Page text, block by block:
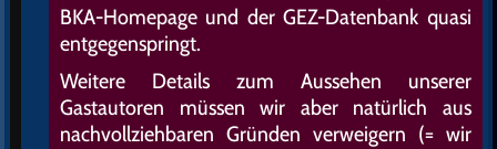
BKA-Homepage und der GEZ-Datenbank quasi
entgegenspringt.
Weitere Details zum Aussehen unserer
Gastautoren müssen wir aber natürlich aus
nachvollziehbaren Gründen verweigern (= wir